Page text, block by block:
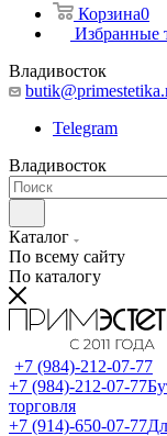
Корзина0
Избранные
Владивосток
Telegram
Владивосток
Каталог
По всему сайту
По каталогу
+7 (984)-212-07-77
+7 (984)-212-07-77
торговля
+7 (914)-650-07-77